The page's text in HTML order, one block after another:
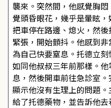
襲來。突然間，他感覺胸
覺頭昏眼花，幾乎是暈眩
把車停在路邊、熄火，然
緊張，開始顫抖。他感到
為自己快要窒息。托德立
如同他叔叔三年前那樣。
息，然後開車前往急診室
顯示他沒有生理上的問題
給了托德藥物，並告訴他去